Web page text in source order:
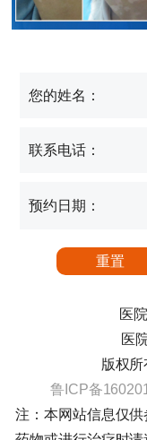
您的姓名：
联系电话：
预约日期：
医
医
版权
鲁ICP备
注：本网站信息仅